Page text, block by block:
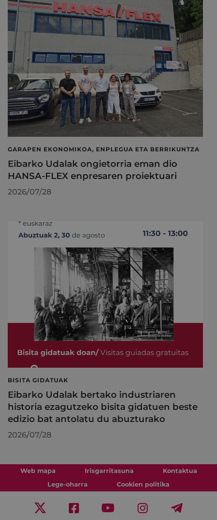
GARAPEN EKONOMIKOA, ENPLEGUA ETA BERRIKUNTZA
Eibarko Udalak ongietorria eman dio
HANSA-FLEX enpresaren proiektuari
2026/07/28
BISITA GIDATUAK
Eibarko Udalak bertako industriaren
historia ezagutzeko bisita gidatuen beste
edizio bat antolatu du abuzturako
2026/07/28
Web mapa Irisgarritasuna
Kontaktua
Lege-oharra
Cookien politika